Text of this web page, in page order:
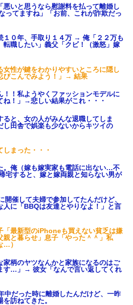
ら
ク
こ
治験
画像
タ
す
ｗ
、
走
を
軍
悲
に残ってしまった
主な税金の成り立ちを調べて
悪いと思うなら慰謝料を払って離婚し
ってますね」「お前、これが詐欺だっ
１０年、手取り１４万 → 俺「２２万も
転職したい」義父「クビ！（激怒」嫁
女性が鍵をわかりやすいところに隠し
びこんでみよう！」→ 結果
！！私ようやくファッションモデルに
ね！」→悲しい結果がこれ・・・
ると、女の人がみんな退職してしま
し田舎で娯楽も少ないからキツイの
まった・・・
。俺（嫁も嫁実家も電話に出ない…不
宅すると、嫁と嫁両親と知らない男が
開催して夫婦で参加してたんだけど、
人に「BBQは友達とやりなよ！」と言
「最新型のiPhoneも買えない貧乏は嫌
親と暮らせ」息子「やった＾＾」私
…）
家柄のヤツなんかと家族になるのはご
す…」→ 彼女「なんで言い返してくれ
中だった時に離婚したんだけど、一昨
訪ねてきた。